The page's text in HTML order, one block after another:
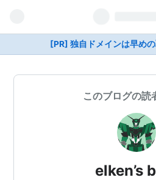
[PR] 独自ドメインは早め
このブログの読
elken’s